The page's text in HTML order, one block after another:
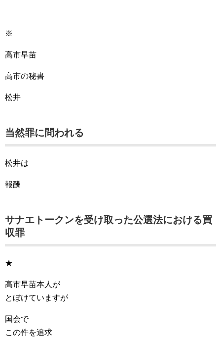
※
高市早苗
高市の秘書
松井
当然罪に問われる
松井は
報酬
サナエトークンを受け取った公選法における買
収罪
★
高市早苗本人が
とぼけていますが
国会で
この件を追求